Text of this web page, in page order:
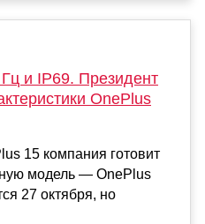
и IP69. Президент
OnePlus
15 компания готовит
модель — OnePlus
27 октября, но